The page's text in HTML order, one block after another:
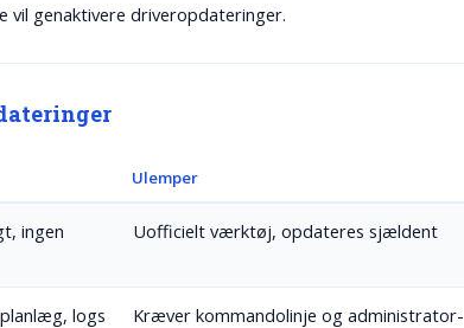
vil genaktivere driveropdateringer.
Ulemper
ingen
Uofficielt værktøj, opdateres sjældent
logs
Kræver kommando­linje og administrator­